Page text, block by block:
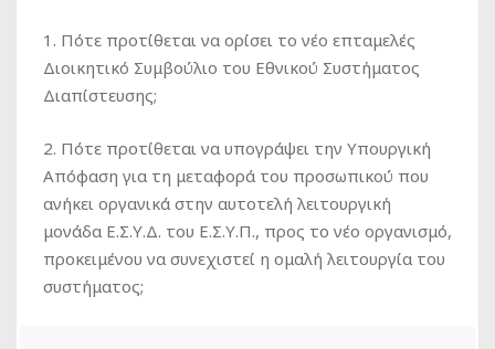
1. Πότε προτίθεται να ορίσει το νέο επταμελές
Διοικητικό Συμβούλιο του Εθνικού Συστήματος
Διαπίστευσης;
2. Πότε προτίθεται να υπογράψει την Υπουργική
Απόφαση για τη μεταφορά του προσωπικού που
ανήκει οργανικά στην αυτοτελή λειτουργική
μονάδα Ε.Σ.Υ.Δ. του Ε.Σ.Υ.Π., προς το νέο οργανισμό,
προκειμένου να συνεχιστεί η ομαλή λειτουργία του
συστήματος;